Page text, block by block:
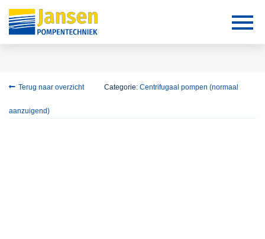
Terug naar overzicht Categorie: Centrifugaal pompen (normaal
aanzuigend)